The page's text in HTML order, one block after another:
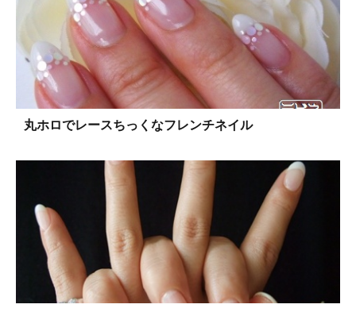
丸ホロでレースちっくなフレンチネイル